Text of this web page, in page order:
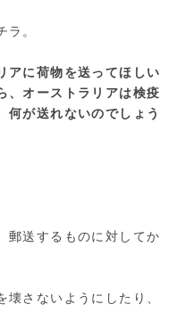
。
アに荷物を送ってほしい
、オーストラリアは検疫
何が送れないのでしょう
郵送するものに対してか
さないようにしたり、